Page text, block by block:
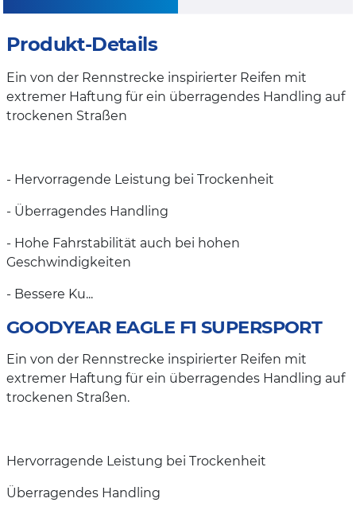
Produkt-Details
Ein von der Rennstrecke inspirierter Reifen mit
extremer Haftung für ein überragendes Handling auf
trockenen Straßen
- Hervorragende Leistung bei Trockenheit
- Überragendes Handling
- Hohe Fahrstabilität auch bei hohen
Geschwindigkeiten
- Bessere Ku...
GOODYEAR EAGLE F1 SUPERSPORT
Ein von der Rennstrecke inspirierter Reifen mit
extremer Haftung für ein überragendes Handling auf
trockenen Straßen.
Hervorragende Leistung bei Trockenheit
Überragendes Handling